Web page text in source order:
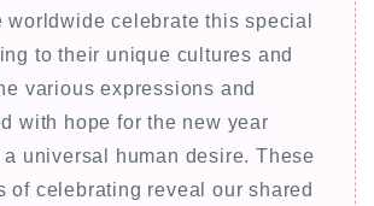
worldwide celebrate this special
to their unique cultures and
various expressions and
with hope for the new year
universal human desire. These
of celebrating reveal our shared